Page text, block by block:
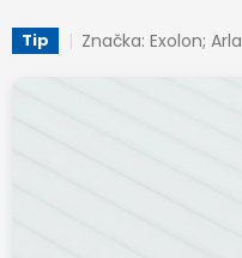
Tip Značka:Exolon; Arla